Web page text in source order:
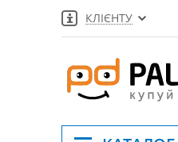
КЛІЄНТУ